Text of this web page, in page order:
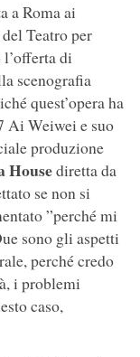
a Roma ai
Teatro per
di
scenografia
quest’opera ha
Ai Weiwei e suo
produzione
Housediretta da
se non si
”perché mi
sono gli aspetti
perché credo
i problemi
caso,